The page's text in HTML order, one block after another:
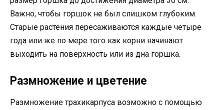
Важно, чтобы горшок не был слишком глубоким.
Старые растения пересаживаются каждые четыре
года или же по мере того как корни начинают
выходить на поверхность или из дна горшка.
Размножение и цветение
Размножение трахикарпуса возможно с помощью